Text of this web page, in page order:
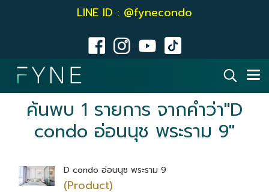
LINE ID : @fynecondo
ค้นพบ 1 รายการ จากคำว่า"D
condo อ่อนนุช พระราม 9"
D condo อ่อนนุช พระราม 9
(Product)